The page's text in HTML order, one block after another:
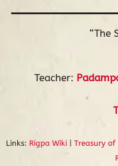
“The
Teacher:
Links: Rigpa Wiki| Treasury of